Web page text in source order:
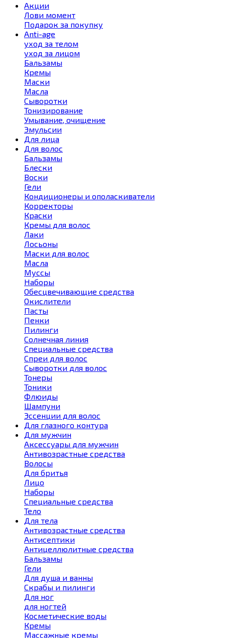
Акции
Лови момент
Подарок за покупку
Anti-age
уход за телом
уход за лицом
Бальзамы
Кремы
Маски
Масла
Сыворотки
Тонизирование
Умывание, очищение
Эмульсии
Для лица
Для волос
Бальзамы
Блески
Воски
Гели
Кондиционеры и ополаскиватели
Корректоры
Краски
Кремы для волос
Лаки
Лосьоны
Маски для волос
Масла
Муссы
Наборы
Обесцвечивающие средства
Окислители
Пасты
Пенки
Пилинги
Солнечная линия
Специальные средства
Спреи для волос
Сыворотки для волос
Тонеры
Тоники
Флюиды
Шампуни
Эссенции для волос
Для глазного контура
Для мужчин
Аксессуары для мужчин
Антивозрастные средства
Волосы
Для бритья
Лицо
Наборы
Специальные средства
Тело
Для тела
Антивозрастные средства
Антисептики
Антицеллюлитные средства
Бальзамы
Гели
Для душа и ванны
Скрабы и пилинги
Для ног
для ногтей
Косметические воды
Кремы
Массажные кремы